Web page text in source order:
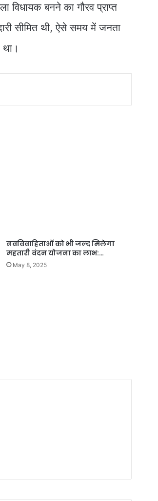
विधायक बनने का गौरव प्राप्त
सीमित थी, ऐसे समय में जनता
नवविवाहिताओं को भी जल्द मिलेगा
महतारी वंदन योजना का लाभ:…
May 8, 2025